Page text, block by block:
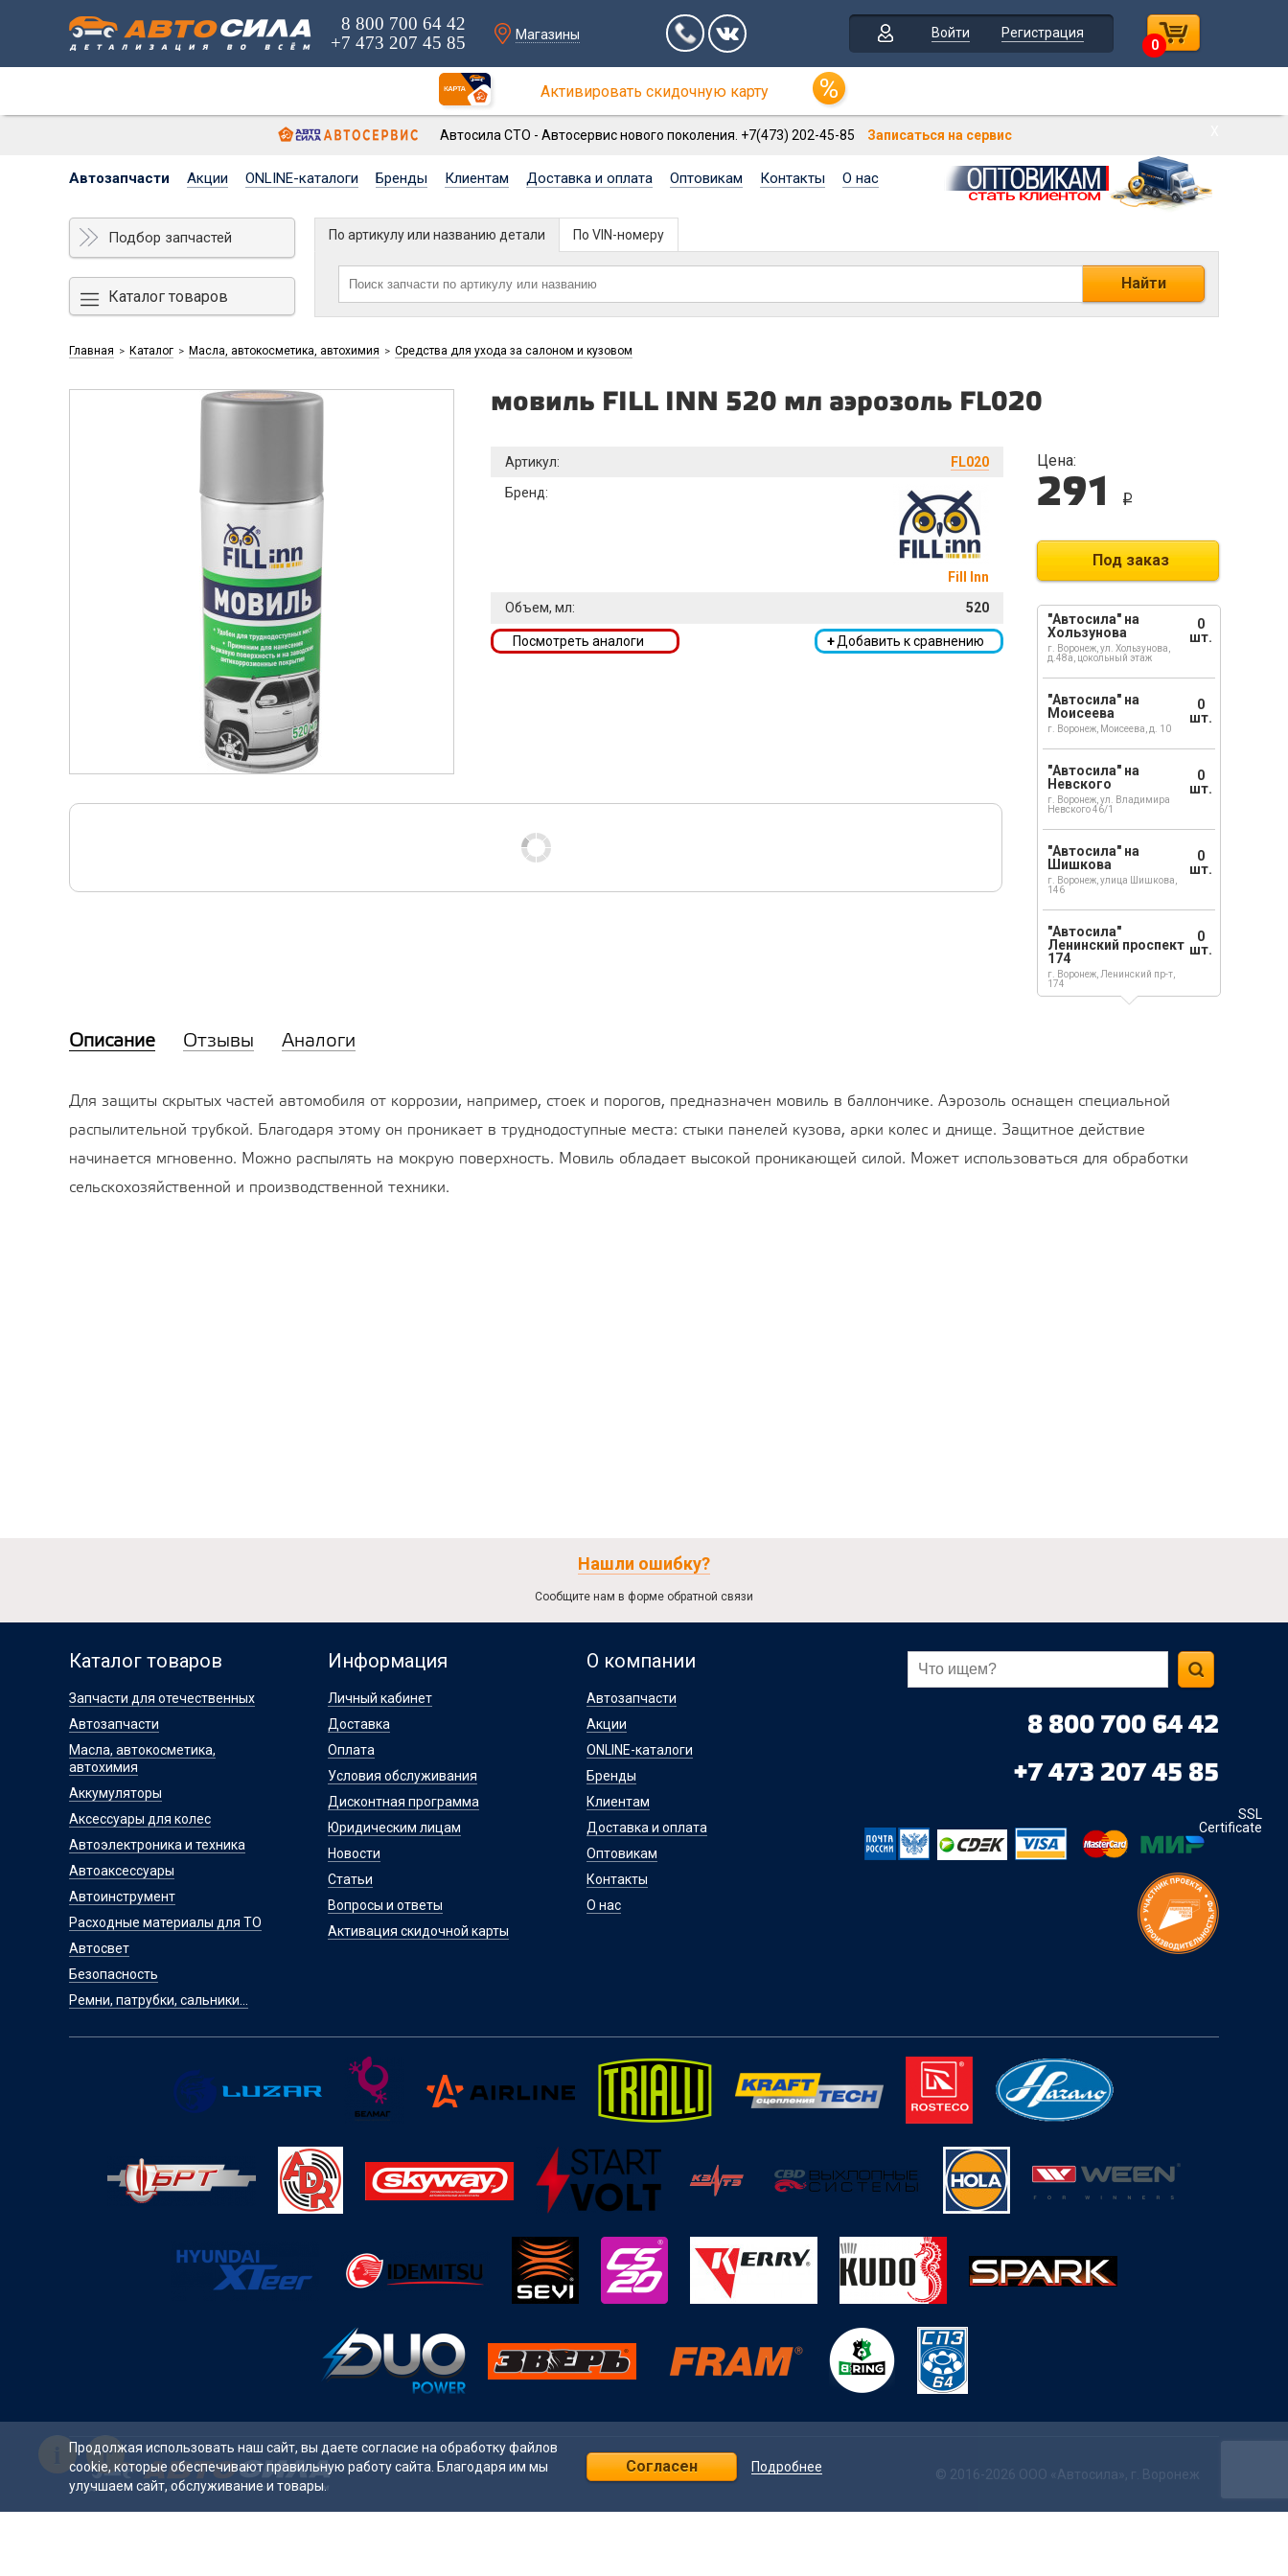
8 800 700 64 42
+7 473 207 45 85
Магазины Войти
Регистрация
0
Активировать скидочную карту
Автосила СТО - Автосервис нового поколения. +7(473) 202-45-85 Записаться на сервис
Автозапчасти Акции ONLINE-каталоги Бренды Клиентам Доставка и оплата Оптовикам Контакты О нас
Подбор запчастей
Каталог товаров
По артикулу или названию детали
Найти
По VIN-номеру
Главная > Каталог > Масла, автокосметика, автохимия > Средства для ухода за салоном и кузовом
мовиль FILL INN 520 мл аэрозоль FL020
Артикул:
FL020
Бренд:
Fill Inn
Объем, мл:
520
+Добавить к сравнению
Посмотреть аналоги
Цена:
291 i
Под заказ
"Автосила" на
Хользунова
г. Воронеж, ул. Хользунова,
д.48а, цокольный этаж
0
шт.
"Автосила" на
Моисеева
г. Воронеж, Моисеева, д. 10
0
шт.
"Автосила" на
Невского
г. Воронеж, ул. Владимира
Невского 46/1
0
шт.
"Автосила" на
Шишкова
г. Воронеж, улица Шишкова,
146
0
шт.
"Автосила"
Ленинский проспект
174
г. Воронеж, Ленинский пр-т,
174
0
шт.
Описание Отзывы Аналоги
Для защиты скрытых частей автомобиля от коррозии, например, стоек и порогов, предназначен мовиль в баллончике. Аэрозоль оснащен специальной
распылительной трубкой. Благодаря этому он проникает в труднодоступные места: стыки панелей кузова, арки колес и днище. Защитное действие
начинается мгновенно. Можно распылять на мокрую поверхность. Мовиль обладает высокой проникающей силой. Может использоваться для обработки
сельскохозяйственной и производственной техники.
Нашли ошибку?
Сообщите нам в форме обратной связи
Каталог товаров
Запчасти для отечественных
Автозапчасти
Масла, автокосметика,
автохимия
Аккумуляторы
Аксессуары для колес
Автоэлектроника и техника
Автоаксессуары
Автоинструмент
Расходные материалы для ТО
Автосвет
Безопасность
Ремни, патрубки, сальники...
Информация
Личный кабинет
Доставка
Оплата
Условия обслуживания
Дисконтная программа
Юридическим лицам
Новости
Статьи
Вопросы и ответы
Активация скидочной карты
О компании
Автозапчасти
Акции
ONLINE-каталоги
Бренды
Клиентам
Доставка и оплата
Оптовикам
Контакты
О нас
8 800 700 64 42
+7 473 207 45 85
SSL
Certificate
© 2016-2026 ООО «Автосила», г. Воронеж
Продолжая использовать наш сайт, вы даете согласие на обработку файлов
cookie, которые обеспечивают правильную работу сайта. Благодаря им мы
улучшаем сайт, обслуживание и товары.
Согласен Подробнее